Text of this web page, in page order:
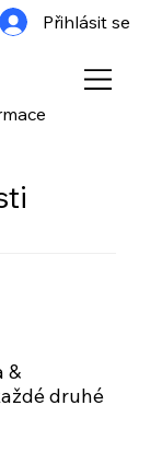
Přihlásit se
&
druhé